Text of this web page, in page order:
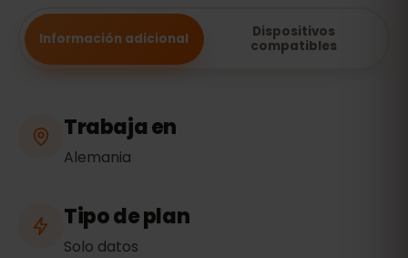
Información adicional
Dispositivos
compatibles
Trabaja en
Alemania
Tipo de plan
Solo datos